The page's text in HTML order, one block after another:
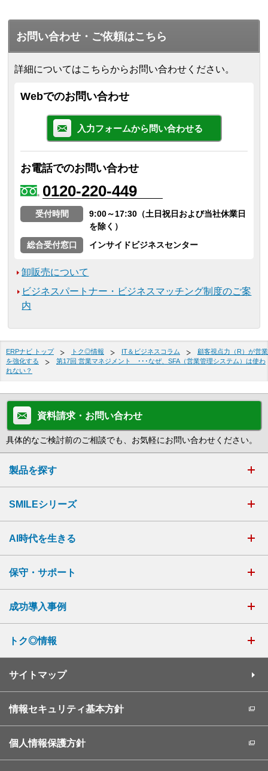
お問い合わせ・ご依頼はこちら
詳細についてはこちらからお問い合わせください。
Webでのお問い合わせ
入力フォームから問い合わせる
お電話でのお問い合わせ
0120-220-449
受付時間
9:00～17:30（土日祝日および当社休業日
を除く）
総合受付窓口
インサイドビジネスセンター
卸販売について
ビジネスパートナー・ビジネスマッチング制度のご案
内
ERPナビ トップ トク◎情報 IT＆ビジネスコラム
顧客視点力（R）が営業
を強化する
第17回 営業マネジメント ･･･なぜ、SFA（営業管理システム）は使わ
れない？
資料請求・お問い合わせ
具体的なご検討前のご相談でも、お気軽にお問い合わせください。
製品を探す
SMILEシリーズ
AI時代を生きる
保守・サポート
成功導入事例
トク◎情報
サイトマップ
情報セキュリティ基本方針
個人情報保護方針